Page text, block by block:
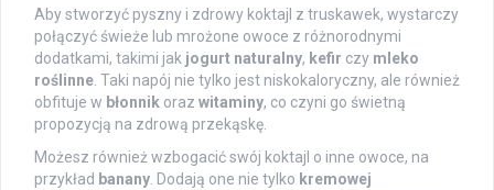
Aby stworzyć pyszny i zdrowy koktajl z truskawek, wystarczy
połączyć świeże lub mrożone owoce z różnorodnymi
dodatkami, takimi jak jogurt naturalny, kefir czy mleko
roślinne. Taki napój nie tylko jest niskokaloryczny, ale również
obfituje w błonnik oraz witaminy, co czyni go świetną
propozycją na zdrową przekąskę.
Możesz również wzbogacić swój koktajl o inne owoce, na
przykład banany. Dodają one nie tylko kremowej